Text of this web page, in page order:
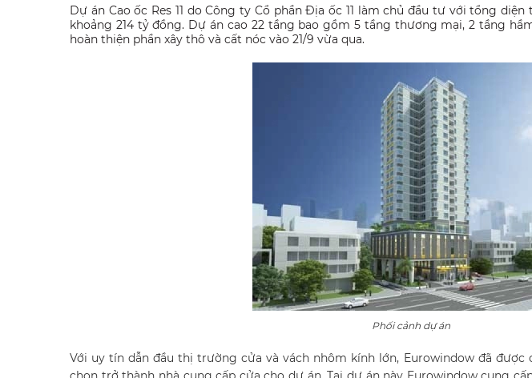
Dự án Cao ốc Res 11 do Công ty Cổ phần Địa ốc 11 làm chủ đầu tư với tổng
khoảng 214 tỷ đồng. Dự án cao 22 tầng bao gồm 5 tầng thương mại, 2 tầng
hoàn thiện phần xây thô và cất nóc vào 21/9 vừa qua.
Phối cảnh dự án
Với uy tín dẫn đầu thị trường cửa và vách nhôm kính lớn, Eurowindow đã